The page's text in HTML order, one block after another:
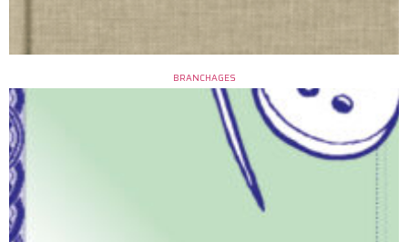
BRANCHAGES